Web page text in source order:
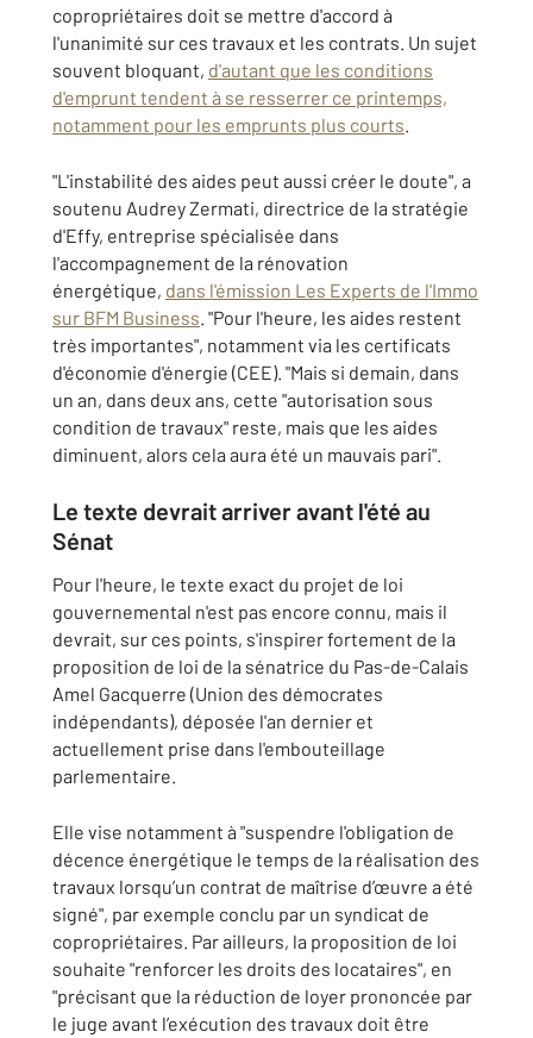
copropriétaires doit se mettre d'accord à
l'unanimité sur ces travaux et les contrats. Un sujet
souvent bloquant, d'autant que les conditions
d'emprunt tendent à se resserrer ce printemps,
notamment pour les emprunts plus courts.
"L'instabilité des aides peut aussi créer le doute", a
soutenu Audrey Zermati, directrice de la stratégie
d'Effy, entreprise spécialisée dans
l'accompagnement de la rénovation
énergétique, dans l'émission Les Experts de l'Immo
sur BFM Business. "Pour l'heure, les aides restent
très importantes", notamment via les certificats
d'économie d'énergie (CEE). "Mais si demain, dans
un an, dans deux ans, cette "autorisation sous
condition de travaux" reste, mais que les aides
diminuent, alors cela aura été un mauvais pari".
Le texte devrait arriver avant l'été au
Sénat
Pour l'heure, le texte exact du projet de loi
gouvernemental n'est pas encore connu, mais il
devrait, sur ces points, s'inspirer fortement de la
proposition de loi de la sénatrice du Pas-de-Calais
Amel Gacquerre (Union des démocrates
indépendants), déposée l'an dernier et
actuellement prise dans l'embouteillage
parlementaire.
Elle vise notamment à "suspendre l'obligation de
décence énergétique le temps de la réalisation des
travaux lorsqu’un contrat de maîtrise d’œuvre a été
signé", par exemple conclu par un syndicat de
copropriétaires. Par ailleurs, la proposition de loi
souhaite "renforcer les droits des locataires", en
"précisant que la réduction de loyer prononcée par
le juge avant l’exécution des travaux doit être